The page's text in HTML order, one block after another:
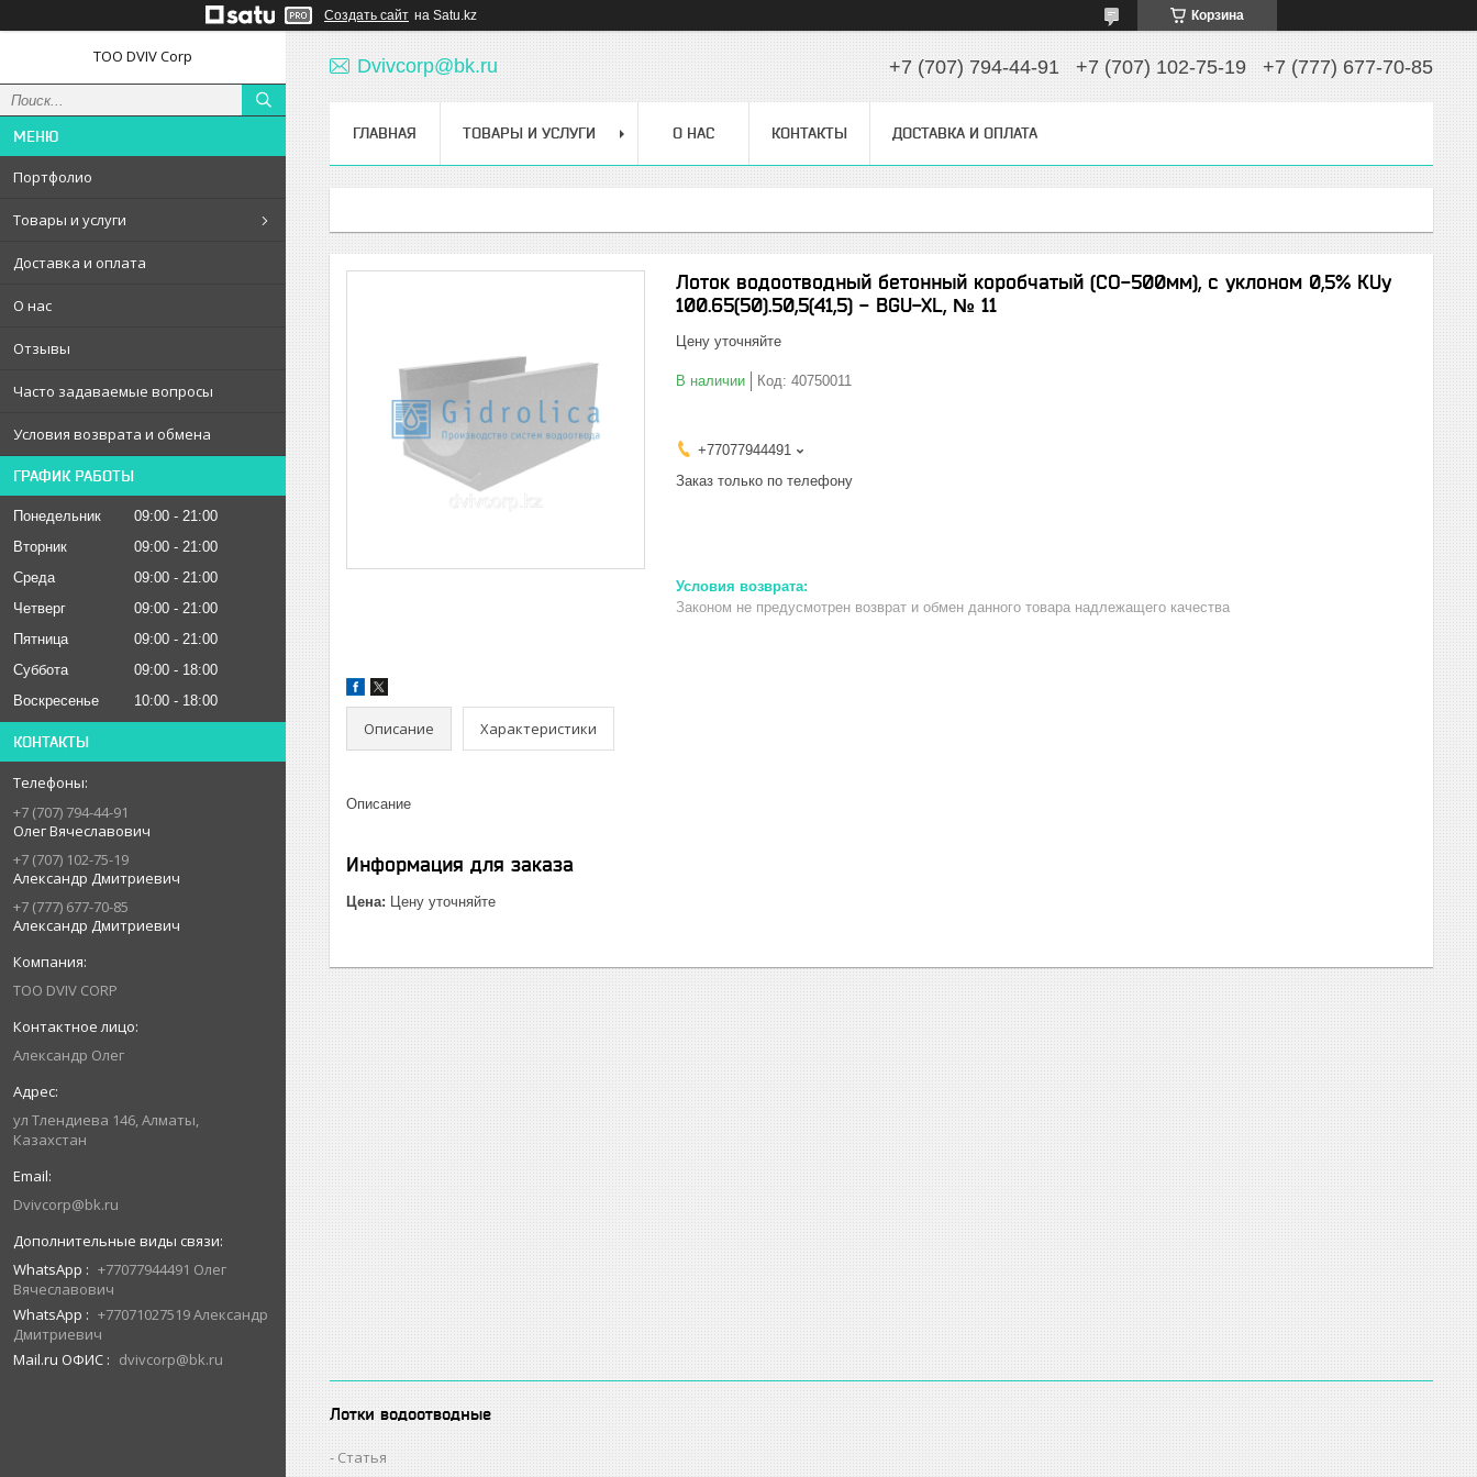
Создать сайт на Satu.kz Корзина
ТОО DVIV Corp
Портфолио
Товары и услуги
Доставка и оплата
О нас
Отзывы
Часто задаваемые вопросы
Условия возврата и обмена
ГРАФИК РАБОТЫ
Понедельник 09:00
21:00
Вторник
09:00
21:00
Среда
09:00
21:00
Четверг
09:00
21:00
Пятница
09:00
21:00
Суббота
09:00
18:00
Воскресенье
10:00 18:00
КОНТАКТЫ
+7 (707) 794-44-91
Олег Вячеславович
+7 (707) 102-75-19
Александр Дмитриевич
+7 (777) 677-70-85
Александр Дмитриевич
ТОО DVIV CORP
Александр Олег
ул Тлендиева 146, Алматы,
Казахстан
Dvivcorp@bk.ru
WhatsApp
+77077944491 Олег
Вячеславович
WhatsApp
+77071027519 Александр
Дмитриевич
Mail.ru ОФИС
dvivcorp@bk.ru
Dvivcorp@bk.ru +7 (707) 794-44-91 +7 (707) 102-75-19 +7 (777) 677-70-85
ГЛАВНАЯ ТОВАРЫ И УСЛУГИ О НАС КОНТАКТЫ ДОСТАВКА И ОПЛАТА
Лоток водоотводный бетонный коробчатый (СО-500мм), с уклоном 0,5% КUу
100.65(50).50,5(41,5) - BGU-XL, № 11
Цену уточняйте
В наличии Код: 40750011
+77077944491
Заказ только по телефону
Законом не предусмотрен возврат и обмен данного товара надлежащего качества
Описание Характеристики
Описание
Информация для заказа
Цена: Цену уточняйте
Лотки водоотводные
Статья